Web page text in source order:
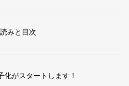
みと目次
化がスタートします！